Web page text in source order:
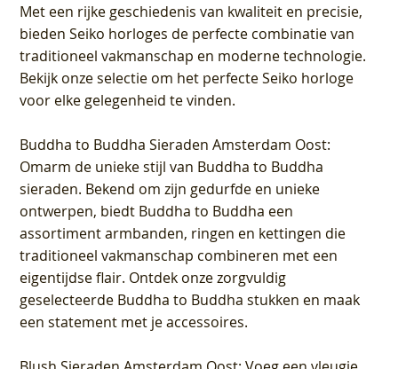
Met een rijke geschiedenis van kwaliteit en precisie,
bieden Seiko horloges de perfecte combinatie van
traditioneel vakmanschap en moderne technologie.
Bekijk onze selectie om het perfecte Seiko horloge
voor elke gelegenheid te vinden.
Buddha to Buddha Sieraden Amsterdam Oost:
Omarm de unieke stijl van Buddha to Buddha
sieraden. Bekend om zijn gedurfde en unieke
ontwerpen, biedt Buddha to Buddha een
assortiment armbanden, ringen en kettingen die
traditioneel vakmanschap combineren met een
eigentijdse flair. Ontdek onze zorgvuldig
geselecteerde Buddha to Buddha stukken en maak
een statement met je accessoires.